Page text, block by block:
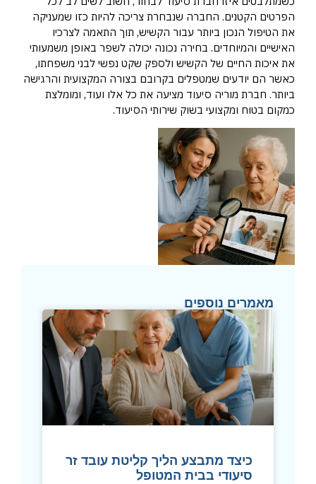
הפרטים הקטנים. החברה שנבחרת צריכה להיות כזו שמעניקה
את הטיפול הנכון ביותר עבור הקשיש, תוך התאמה לצרכיו
האישיים והמיוחדים. בחירה נכונה יכולה לשפר באופן משמעותי
את איכות החיים של הקשיש ולספק שקט נפשי לבני משפחתו,
כאשר הם יודעים שמטפלים בקרובם בצורה המקצועית והרגישה
ביותר. חברת מוריה סיעוד מציעה את כל אלו ועוד, ומומלצת
כמקום בטוח ומקצועי בשוק שירותי הסיעוד.
מאמרים נוספים
כיצד מתבצע הליך קליטת עובד זר
סיעודי בבית המטופל